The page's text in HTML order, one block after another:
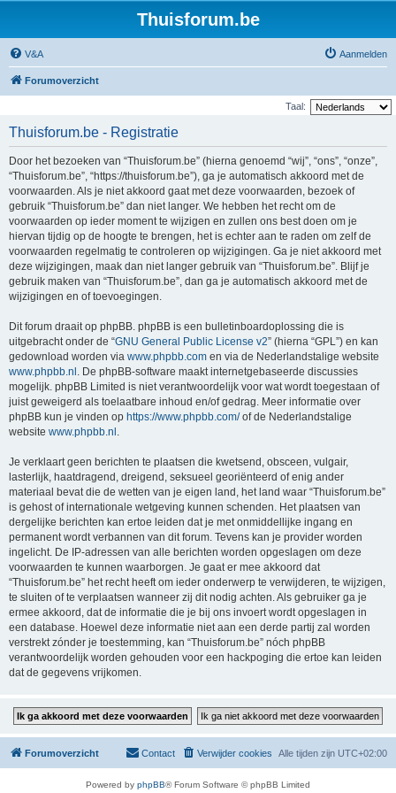
Thuisforum.be
V&A Aanmelden
Forumoverzicht
Taal:
Thuisforum.be - Registratie
Door het bezoeken van “Thuisforum.be” (hierna genoemd “wij”, “ons”, “onze”,
“Thuisforum.be”, “https://thuisforum.be”), ga je automatisch akkoord met de
voorwaarden. Als je niet akkoord gaat met deze voorwaarden, bezoek of
gebruik “Thuisforum.be” dan niet langer. We hebben het recht om de
voorwaarden op ieder moment te wijzigen en zullen ons best doen om je
hiervan tijdig op de hoogte te brengen, het is echter aan te raden om zelf de
voorwaarden regelmatig te controleren op wijzigingen. Ga je niet akkoord met
deze wijzigingen, maak dan niet langer gebruik van “Thuisforum.be”. Blijf je
gebruik maken van “Thuisforum.be”, dan ga je automatisch akkoord met de
wijzigingen en of toevoegingen.
Dit forum draait op phpBB. phpBB is een bulletinboardoplossing die is
uitgebracht onder de “GNU General Public License v2” (hierna “GPL”) en kan
gedownload worden via www.phpbb.com en via de Nederlandstalige website
www.phpbb.nl . De phpBB-software maakt internetgebaseerde discussies
mogelijk. phpBB Limited is niet verantwoordelijk voor wat wordt toegestaan of
juist geweigerd als toelaatbare inhoud en/of gedrag. Meer informatie over
phpBB kun je vinden op https://www.phpbb.com/of de Nederlandstalige
website www.phpbb.nl .
Je verklaart geen berichten te plaatsen die kwetsend, obsceen, vulgair,
lasterlijk, haatdragend, dreigend, seksueel georiënteerd of enig ander
materiaal bevat die de wetten van je eigen land, het land waar “Thuisforum.be”
is gehost of internationale wetgeving kunnen schenden. Het plaatsen van
dergelijke berichten kan ertoe leiden dat je met onmiddellijke ingang en
permanent wordt verbannen van dit forum. Tevens kan je provider worden
ingelicht. De IP-adressen van alle berichten worden opgeslagen om deze
voorwaarden te kunnen waarborgen. Je gaat er mee akkoord dat
“Thuisforum.be” het recht heeft om ieder onderwerp te verwijderen, te wijzigen,
te sluiten of te verplaatsen wanneer zij dit nodig achten. Als gebruiker ga je
ermee akkoord, dat de informatie die je bij ons invoert wordt opgeslagen in
een database. Hoewel deze informatie niet aan een derde partij zal worden
verstrekt zónder je toestemming, kan “Thuisforum.be” nóch phpBB
verantwoordelijk worden gehouden voor een hackpoging die ertoe kan leiden
dat de gegevens vrijkomen.
Forumoverzicht Alle tijden zijn UTC+02:00
Verwijder cookies
Contact
Powered by phpBB® Forum Software © phpBB Limited